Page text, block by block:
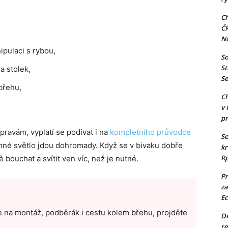
s rybou,
stolek,
vyplatí se podívat i na kompletního průvodce
světlo jdou dohromady. Když se v bivaku dobře
a svítit ven víc, než je nutné.
montáž, podběrák i cestu kolem břehu, projděte
v